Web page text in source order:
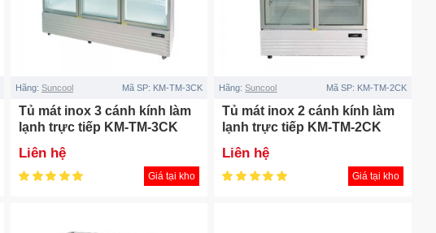
Hãng: Suncool Mã SP: KM-TM-3CK
Tủ mát inox 3 cánh kính làm
lạnh trực tiếp KM-TM-3CK
Liên hệ
Giá tại kho
Hãng: Suncool Mã SP: KM-TM-2CK
Tủ mát inox 2 cánh kính làm
lạnh trực tiếp KM-TM-2CK
Liên hệ
Giá tại kho